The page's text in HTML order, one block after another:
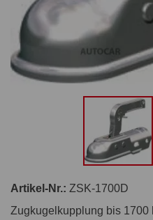
Artikel-Nr.: ZSK-1700D
Zugkugelkupplung bis